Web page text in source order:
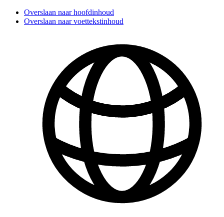
Overslaan naar hoofdinhoud
Overslaan naar voettekstinhoud